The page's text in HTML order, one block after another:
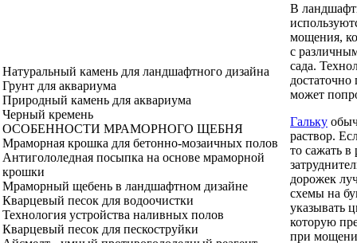
Натуральный камень для ландшафтного дизайна
Грунт для аквариума
Природный камень для аквариума
Черный кремень
ОСОБЕННОСТИ МРАМОРНОГО ЩЕБНЯ
Мраморная крошка для бетонно-мозаичных полов
Антигололедная посыпка на основе мраморной
крошки
Мраморный щебень в ландшафтном дизайне
Кварцевый песок для водоочистки
Технология устройства наливных полов
Кварцевый песок для пескоструйки
В
мощения,
с
сада.
достаточно
может
Гальку
раствор.
то сажать в
дорожек
схемы на
указывать
которую
при